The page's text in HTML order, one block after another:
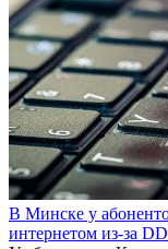
В Минске у
интернетом из-за